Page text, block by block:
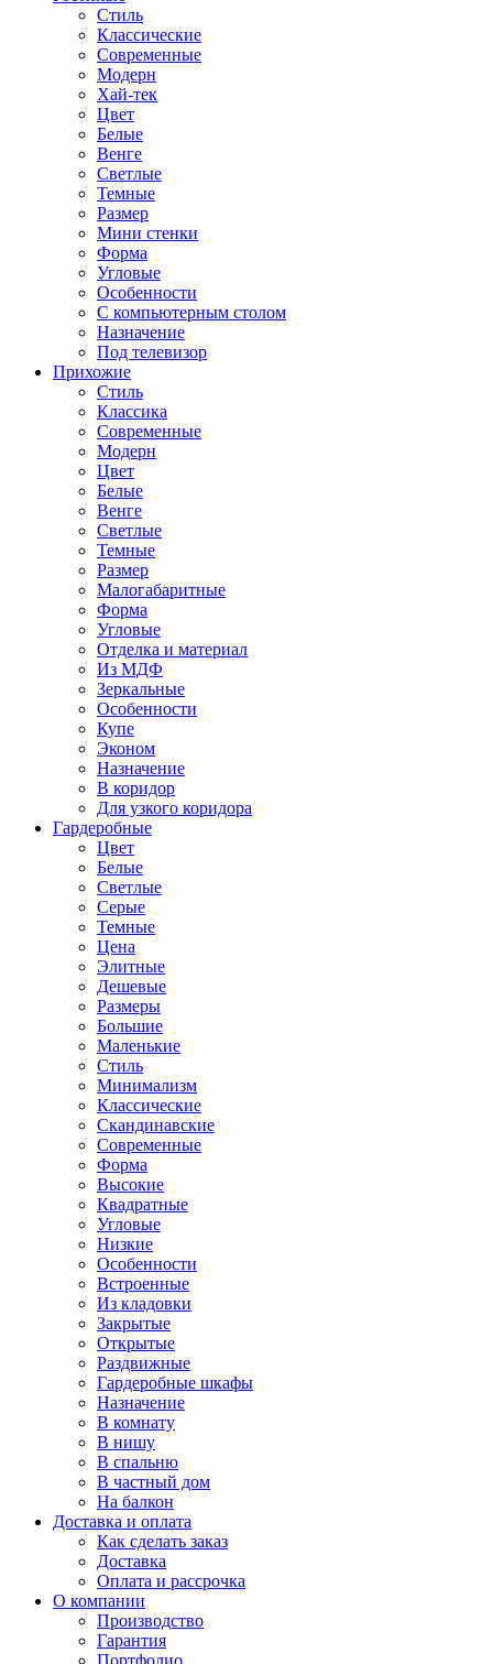
Стиль
Классические
Современные
Модерн
Хай-тек
Цвет
Белые
Венге
Светлые
Темные
Размер
Мини стенки
Форма
Угловые
Особенности
С компьютерным столом
Назначение
Под телевизор
Прихожие
Стиль
Классика
Современные
Модерн
Цвет
Белые
Венге
Светлые
Темные
Размер
Малогабаритные
Форма
Угловые
Отделка и материал
Из МДФ
Зеркальные
Особенности
Купе
Эконом
Назначение
В коридор
Для узкого коридора
Гардеробные
Цвет
Белые
Светлые
Серые
Темные
Цена
Элитные
Дешевые
Размеры
Большие
Маленькие
Стиль
Минимализм
Классические
Скандинавские
Современные
Форма
Высокие
Квадратные
Угловые
Низкие
Особенности
Встроенные
Из кладовки
Закрытые
Открытые
Раздвижные
Гардеробные шкафы
Назначение
В комнату
В нишу
В спальню
В частный дом
На балкон
Доставка и оплата
Как сделать заказ
Доставка
Оплата и рассрочка
О компании
Производство
Гарантия
Портфолио